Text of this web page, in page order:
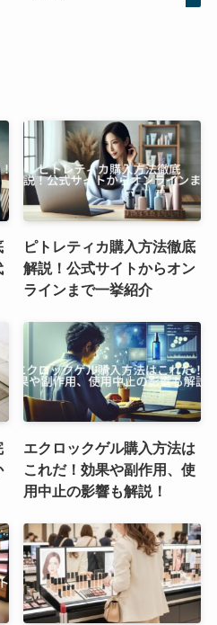
ピトレティカ購入方法徹底
解説！公式サイトからオン
ラインまで一挙紹介
エクロックゲル購入方法は
これだ！効果や副作用、使
用中止の影響も解説！